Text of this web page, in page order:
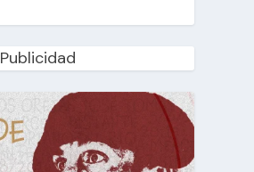
Publicidad